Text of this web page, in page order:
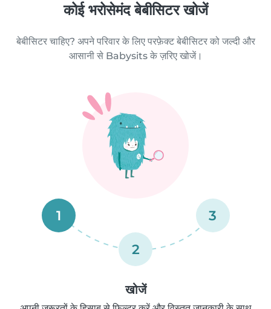
कोई भरोसेमंद बेबीसिटर खोजें
बेबीसिटर चाहिए? अपने परिवार के लिए परफ़ेक्ट बेबीसिटर को जल्दी और
आसानी से Babysits के ज़रिए खोजें।
1
2
3
खोजें